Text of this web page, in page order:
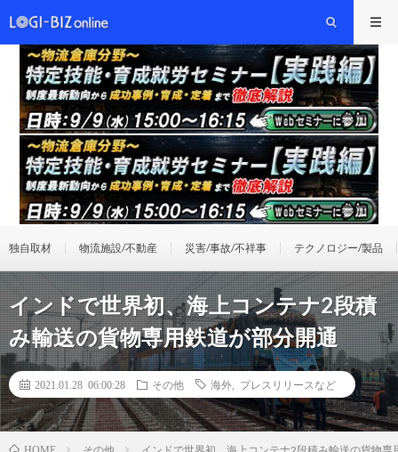
独自取材 物流施設/不動産 災害/事故/不祥事 テクノロジー/製品
インドで世界初、海上コンテナ2段積
み輸送の貨物専用鉄道が部分開通
2021.01.28 06:00:28 その他 海外 プレスリリースなど
HOME